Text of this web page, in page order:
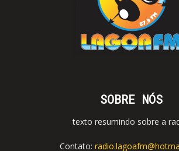
SOBRE NÓS
texto resumindo sobre a
Contato: